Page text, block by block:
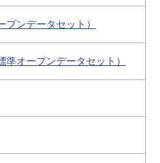
ンデータセット）
オープンデータセット）